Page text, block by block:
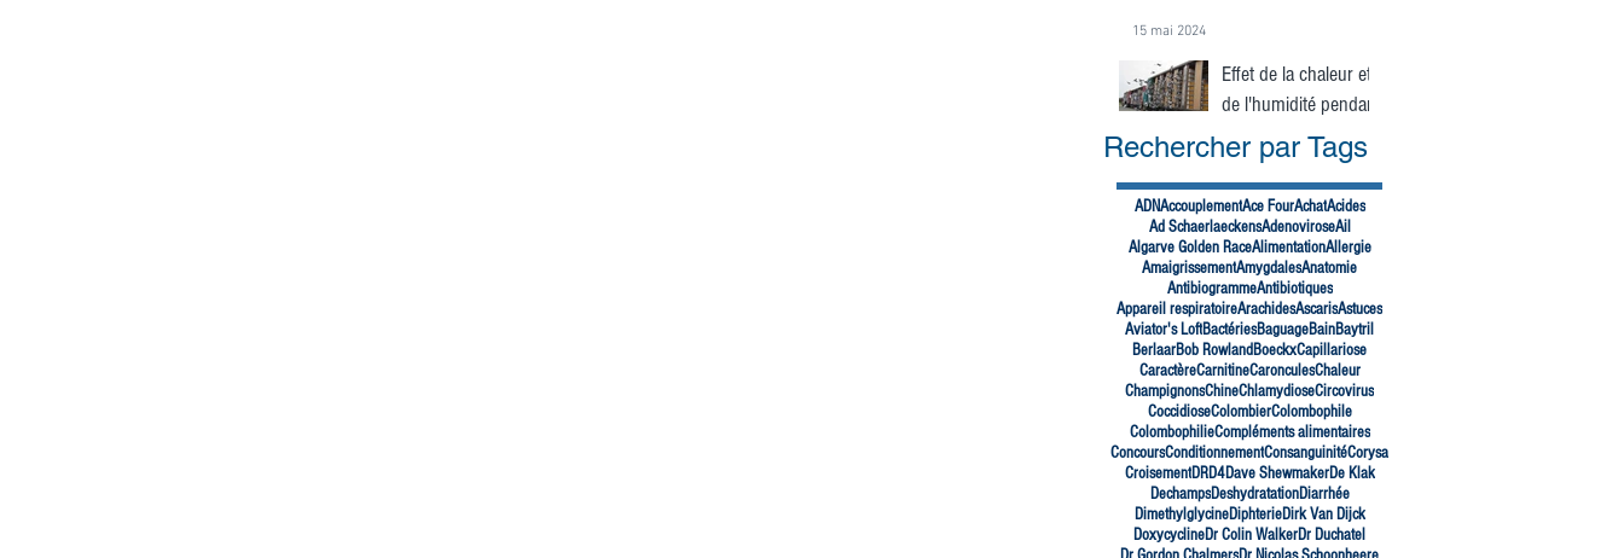
15 mai 2024
Effet de la chaleur et
de l'humidité pendant
15 mai 2024
Rechercher par Tags
ADNAccouplementAce FourAchatAcides
Ad SchaerlaeckensAdenoviroseAil
Algarve Golden RaceAlimentationAllergie
AmaigrissementAmygdalesAnatomie
AntibiogrammeAntibiotiques
Appareil respiratoireArachidesAscarisAstuces
Aviator's LoftBactériesBaguageBainBaytril
BerlaarBob RowlandBoeckxCapillariose
CaractèreCarnitineCaronculesChaleur
ChampignonsChineChlamydioseCircovirus
CoccidioseColombierColombophile
ColombophilieCompléments alimentaires
ConcoursConditionnementConsanguinitéCorysa
CroisementDRD4Dave ShewmakerDe Klak
DechampsDeshydratationDiarrhée
DimethylglycineDiphterieDirk Van Dijck
DoxycyclineDr Colin WalkerDr Duchatel